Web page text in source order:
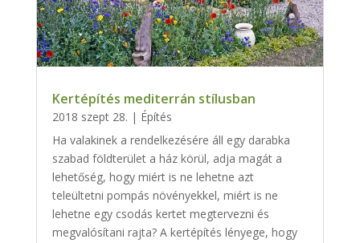
Kertépítés mediterrán stílusban
2018 szept 28. | Építés
Ha valakinek a rendelkezésére áll egy darabka
szabad földterület a ház körül, adja magát a
lehetőség, hogy miért is ne lehetne azt
teleültetni pompás növényekkel, miért is ne
lehetne egy csodás kertet megtervezni és
megvalósítani rajta? A kertépítés lényege, hogy